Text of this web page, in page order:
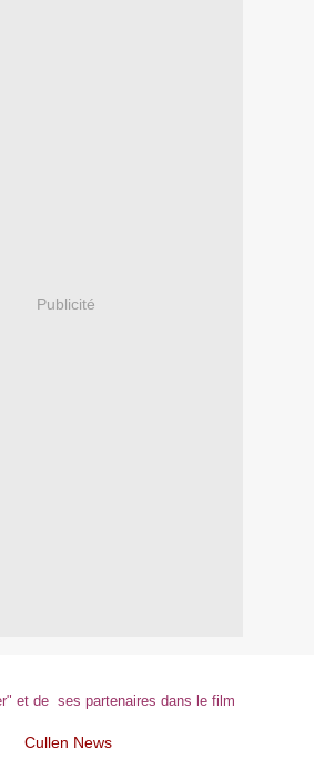
Publicité
et de ses partenaires dans le film
Cullen News